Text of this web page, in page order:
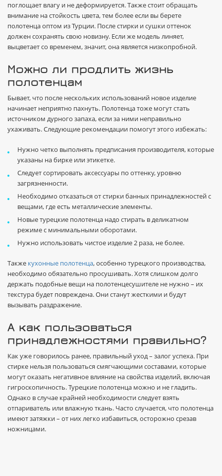
поглощает влагу и не деформируется. Также стоит обращать
внимание на стойкость цвета, тем более если вы берете
полотенца оптом из Турции. После стирки и сушки оттенок
должен сохранять свою новизну. Если же модель линяет,
выцветает со временем, значит, она является низкопробной.
Можно ли продлить жизнь
полотенцам
Бывает, что после нескольких использований новое изделие
начинает неприятно пахнуть. Полотенца тоже могут стать
источником дурного запаха, если за ними неправильно
ухаживать. Следующие рекомендации помогут этого избежать:
Нужно четко выполнять предписания производителя, которые
указаны на бирке или этикетке.
Следует сортировать аксессуары по оттенку, уровню
загрязненности.
Необходимо отказаться от стирки банных принадлежностей с
вещами, где есть металлические элементы.
Новые турецкие полотенца надо стирать в деликатном
режиме с минимальными оборотами.
Нужно использовать чистое изделие 2 раза, не более.
Также кухонные полотенца, особенно турецкого производства,
необходимо обязательно просушивать. Хотя слишком долго
держать подобные вещи на полотенцесушителе не нужно – их
текстура будет повреждена. Они станут жесткими и будут
вызывать раздражение.
А как пользоваться
принадлежностями правильно?
Как уже говорилось ранее, правильный уход – залог успеха. При
стирке нельзя пользоваться смягчающими составами, которые
могут оказать негативное влияние на свойства изделий, включая
гигроскопичность. Турецкие полотенца можно и не гладить.
Однако в случае крайней необходимости следует взять
отпариватель или влажную ткань. Часто случается, что полотенца
имеют затяжки – от них легко избавиться, осторожно срезав
ножницами.